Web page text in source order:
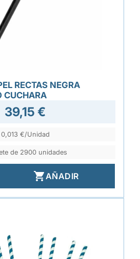
RECTAS NEGRA
39,15 €
0,013 €/Unidad
de 2900 unidades
AÑADIR